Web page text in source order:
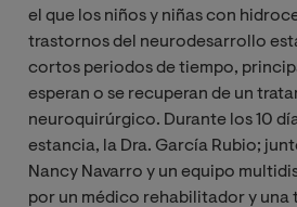
el que los niños y niñas con
trastornos del neurodesarrollo
cortos periodos de tiempo,
esperan o se recuperan de un
neuroquirúrgico. Durante los 10
estancia, la Dra. García Rubio;
Nancy Navarro y un equipo
por un médico rehabilitador y una